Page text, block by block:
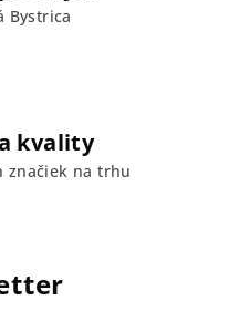
Bystrica
kvality
značiek na trhu